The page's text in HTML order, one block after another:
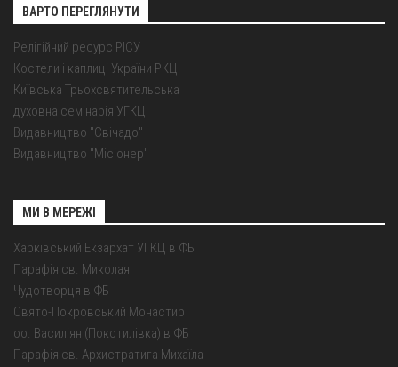
ВАРТО ПЕРЕГЛЯНУТИ
Релігійний ресурс РІСУ
Костели і каплиці України РКЦ
Київська Трьохсвятительська
духовна семінарія УГКЦ
Видавництво "Свічадо"
Видавництво "Місіонер"
МИ В МЕРЕЖІ
Харківський Екзархат УГКЦ в ФБ
Парафія св. Миколая
Чудотворця в ФБ
Свято-Покровський Монастир
оо. Василіян (Покотилівка) в ФБ
Парафія св. Архистратига Михаїла